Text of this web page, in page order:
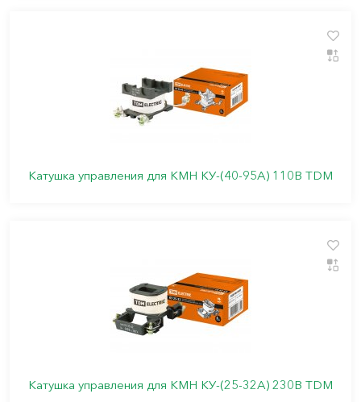
Катушка управления для КМН КУ-(40-95А) 110В TDM
Катушка управления для КМН КУ-(25-32А) 230В TDM